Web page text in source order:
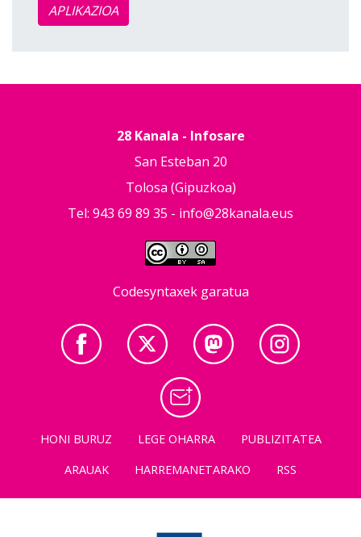
APLIKAZIOA
28 Kanala - Infosare
San Esteban 20
Tolosa (Gipuzkoa)
Tel: 943 69 89 35 - info@28kanala.eus
Codesyntaxek garatua
HONI BURUZ LEGE OHARRA
PUBLIZITATEA
ARAUAK
HARREMANETARAKO RSS